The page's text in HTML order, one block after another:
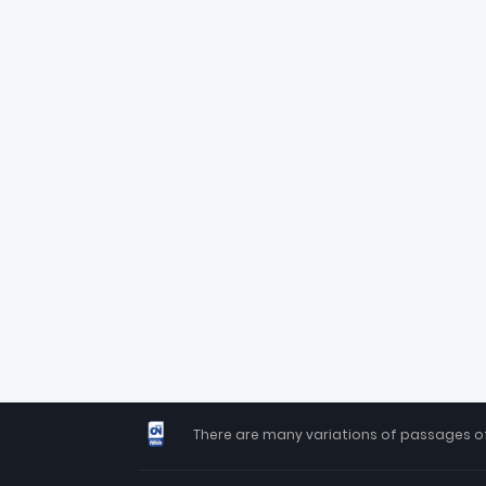
There are many variations of passages